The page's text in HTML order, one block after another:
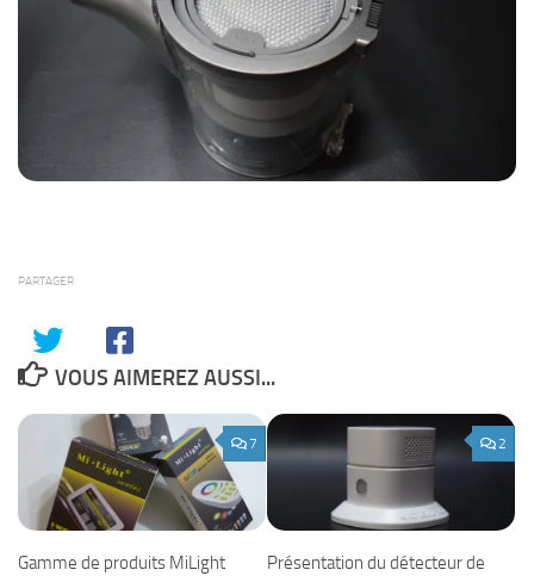
PARTAGER
VOUS AIMEREZ AUSSI...
7
Gamme de produits MiLight
2
Présentation du détecteur de